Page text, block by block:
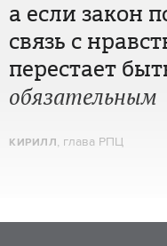
а если закон
связь с
перестает
обязательным
КИРИЛЛ, глава РПЦ